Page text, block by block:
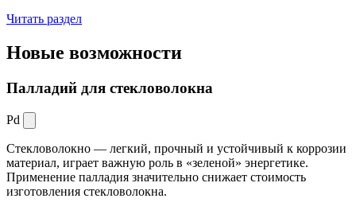
Читать раздел
Новые возможности
Палладий для стекловолокна
Pd
Стекловолокно — легкий, прочный и устойчивый к коррозии
материал, играет важную роль в «зеленой» энергетике.
Применение палладия значительно снижает стоимость
изготовления стекловолокна.